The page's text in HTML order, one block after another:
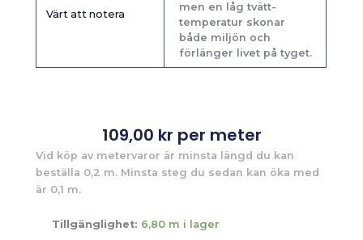
Värt att notera
men en låg tvätt-
temperatur skonar
både miljön och
förlänger livet på tyget.
109,00 kr per meter
Vid köp av metervaror är minsta längd du kan
beställa 0,2 m. Minsta steg du sedan kan öka med
är 0,1 m.
Tillgänglighet: 6,80 m i lager